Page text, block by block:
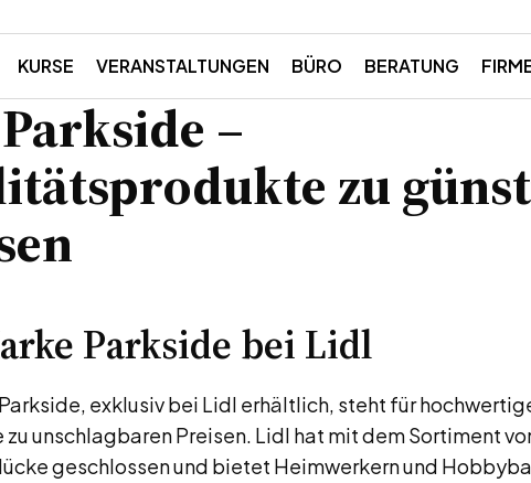
KURSE VERANSTALTUNGEN BÜRO BERATUNG
–
zu
Parkside bei Lidl
exklusiv bei Lidl erhältlich, steht für
zu unschlagbaren Preisen. Lidl hat mit dem Sortiment
geschlossen und bietet Heimwerkern und